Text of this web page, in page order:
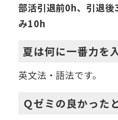
部活引退前0h、引退後
み10h
夏は何に一番力を
英文法・語法です。
Ｑゼミの良かった